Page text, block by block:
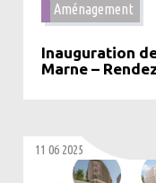
Aménagement
Inauguration
Marne –
11 06 2025